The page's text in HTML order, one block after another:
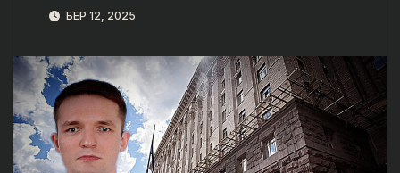
БЕР 12, 2025